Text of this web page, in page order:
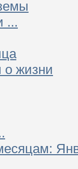
...
жизни